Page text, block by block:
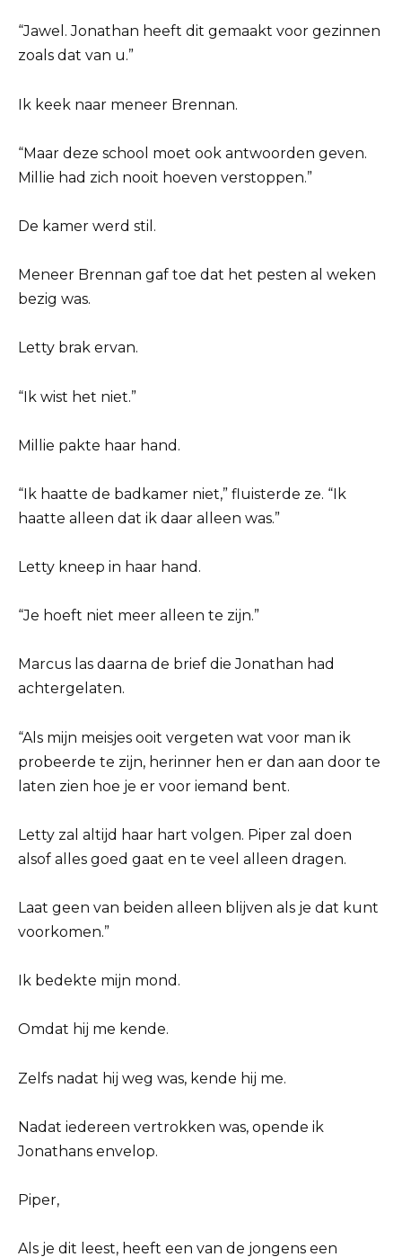
“Jawel. Jonathan heeft dit gemaakt voor gezinnen
zoals dat van u.”
Ik keek naar meneer Brennan.
“Maar deze school moet ook antwoorden geven.
Millie had zich nooit hoeven verstoppen.”
De kamer werd stil.
Meneer Brennan gaf toe dat het pesten al weken
bezig was.
Letty brak ervan.
“Ik wist het niet.”
Millie pakte haar hand.
“Ik haatte de badkamer niet,” fluisterde ze. “Ik
haatte alleen dat ik daar alleen was.”
Letty kneep in haar hand.
“Je hoeft niet meer alleen te zijn.”
Marcus las daarna de brief die Jonathan had
achtergelaten.
“Als mijn meisjes ooit vergeten wat voor man ik
probeerde te zijn, herinner hen er dan aan door te
laten zien hoe je er voor iemand bent.
Letty zal altijd haar hart volgen. Piper zal doen
alsof alles goed gaat en te veel alleen dragen.
Laat geen van beiden alleen blijven als je dat kunt
voorkomen.”
Ik bedekte mijn mond.
Omdat hij me kende.
Zelfs nadat hij weg was, kende hij me.
Nadat iedereen vertrokken was, opende ik
Jonathans envelop.
Piper,
Als je dit leest, heeft een van de jongens een